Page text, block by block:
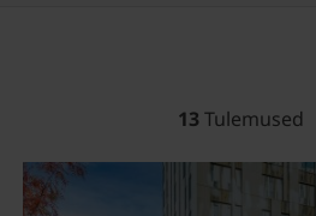
13 Tulemused